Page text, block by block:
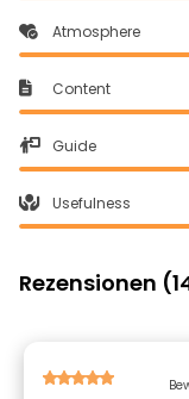
Atmosphere
Content
Guide
Usefulness
Rezensionen